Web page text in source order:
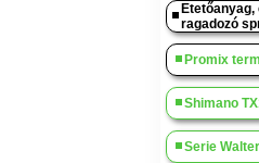
ragadozó
Promix
Shimano
Serie